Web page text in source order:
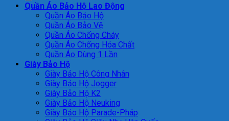
Quần Áo Bảo Hộ Lao Động
Quần Áo Bảo Hộ
Quần Áo Bảo Vệ
Quần Áo Chống Cháy
Quần Áo Chống Hóa Chất
Quần Áo Dùng 1 Lần
Giày Bảo Hộ
Giày Bảo Hộ Công Nhân
Giày Bảo Hộ Jogger
Giày Bảo Hộ K2
Giày Bảo Hộ Neuking
Giày Bảo Hộ Parade-Pháp